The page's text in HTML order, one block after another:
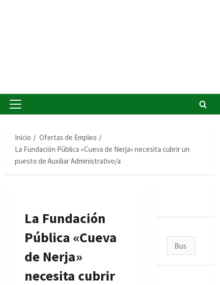
Menú
Inicio
Ofertas de Empleo
La Fundación Pública «Cueva de Nerja» necesita cubrir un
puesto de Auxiliar Administrativo/a
La Fundación
Pública «Cueva
de Nerja»
necesita cubrir
Buscar: